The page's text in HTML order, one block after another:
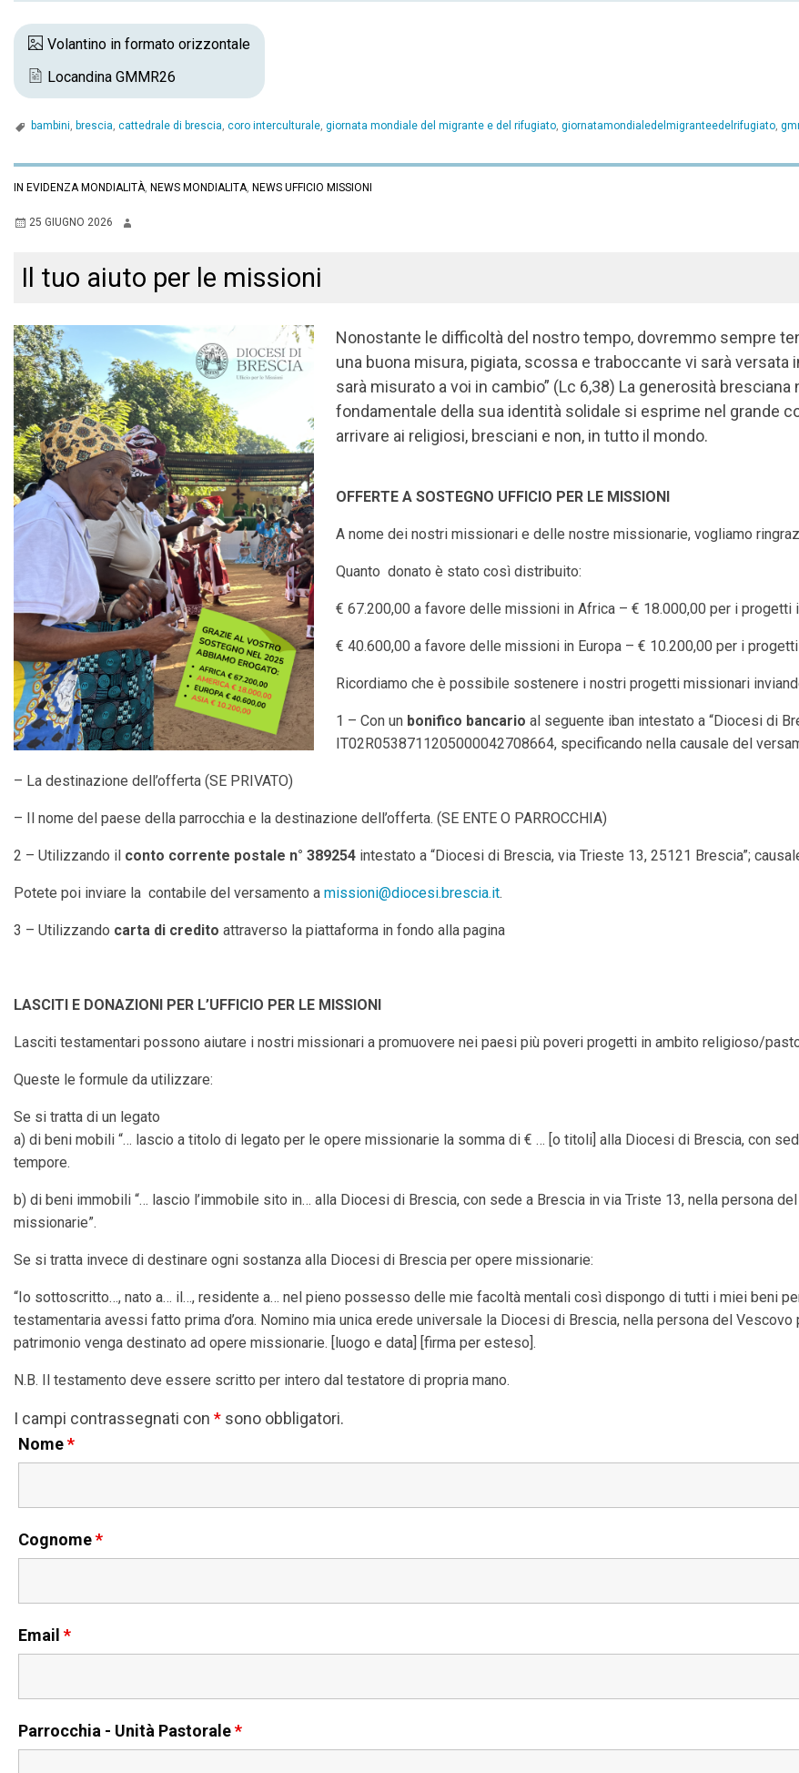
Volantino in formato orizzontale
Locandina GMMR26
bambini, brescia, cattedrale di brescia, coro interculturale, giornata mondiale del migrante e del rifugiato, giornatamondialedelmigranteedelrifugiato,
IN EVIDENZA MONDIALITÀ, NEWS MONDIALITA, NEWS UFFICIO MISSIONI
25 GIUGNO 2026
Il tuo aiuto per le missioni
Nonostante le difficoltà del nostro tempo, dovremmo sempre
una buona misura, pigiata, scossa e traboccante vi sarà versata
sarà misurato a voi in cambio” (Lc 6,38) La generosità bresciana
fondamentale della sua identità solidale si esprime nel grande
arrivare ai religiosi, bresciani e non, in tutto il mondo.
OFFERTE A SOSTEGNO UFFICIO PER LE MISSIONI
A nome dei nostri missionari e delle nostre missionarie, vogliamo
Quanto donato è stato così distribuito:
€ 67.200,00 a favore delle missioni in Africa – € 18.000,00 per i progetti
€ 40.600,00 a favore delle missioni in Europa – € 10.200,00 per i
Ricordiamo che è possibile sostenere i nostri progetti missionari
1 – Con un bonifico bancario al seguente iban intestato a “Diocesi di
IT02R0538711205000042708664, specificando nella causale del
– La destinazione dell’offerta (SE PRIVATO)
– Il nome del paese della parrocchia e la destinazione dell’offerta. (SE ENTE O PARROCCHIA)
2 – Utilizzando il conto corrente postale n° 389254 intestato a “Diocesi di Brescia, via Trieste 13, 25121 Brescia”;
Potete poi inviare la contabile del versamento a missioni@diocesi.brescia.it.
3 – Utilizzando carta di credito attraverso la piattaforma in fondo alla pagina
LASCITI E DONAZIONI PER L’UFFICIO PER LE MISSIONI
Lasciti testamentari possono aiutare i nostri missionari a promuovere nei paesi più poveri progetti in ambito religioso/
Queste le formule da utilizzare:
Se si tratta di un legato
a) di beni mobili “… lascio a titolo di legato per le opere missionarie la somma di € … [o titoli] alla Diocesi di Brescia, con
tempore.
b) di beni immobili “… lascio l’immobile sito in… alla Diocesi di Brescia, con sede a Brescia in via Triste 13, nella persona
missionarie”.
Se si tratta invece di destinare ogni sostanza alla Diocesi di Brescia per opere missionarie:
“Io sottoscritto…, nato a… il…, residente a… nel pieno possesso delle mie facoltà mentali così dispongo di tutti i miei beni
testamentaria avessi fatto prima d’ora. Nomino mia unica erede universale la Diocesi di Brescia, nella persona del
patrimonio venga destinato ad opere missionarie. [luogo e data] [firma per esteso].
N.B. Il testamento deve essere scritto per intero dal testatore di propria mano.
I campi contrassegnati con * sono obbligatori.
Nome*
Cognome*
Email *
Parrocchia - Unità Pastorale*